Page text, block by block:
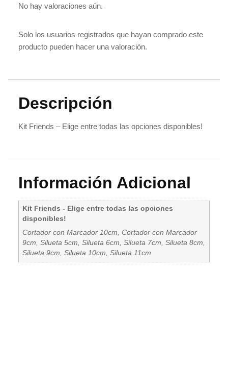
No hay valoraciones aún.
Solo los usuarios registrados que hayan comprado este
producto pueden hacer una valoración.
Descripción
Kit Friends – Elige entre todas las opciones disponibles!
Información Adicional
Kit Friends - Elige entre todas las opciones
disponibles!
Cortador con Marcador 10cm, Cortador con Marcador
9cm, Silueta 5cm, Silueta 6cm, Silueta 7cm, Silueta 8cm,
Silueta 9cm, Silueta 10cm, Silueta 11cm